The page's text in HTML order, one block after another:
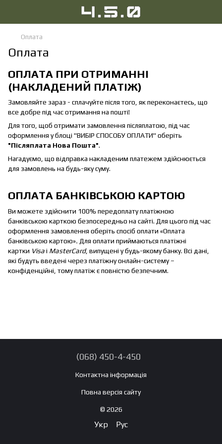
Оплата
Оплата
ОПЛАТА ПРИ ОТРИМАННІ
(НАКЛАДЕНИЙ ПЛАТІЖ)
Замовляйте зараз - сплачуйте після того, як переконаєтесь, що
все добре під час отримання на пошті!
Для того, щоб отримати замовлення післяплатою, під час
оформлення у блоці "ВИБІР СПОСОБУ ОПЛАТИ" оберіть
"Післяплата Нова Пошта".
Нагадуємо, що відправка накладеним платежем здійснюється
для замовлень на будь-яку суму.
ОПЛАТА БАНКІВСЬКОЮ КАРТОЮ
Ви можете здійснити 100% передоплату платіжною
банківською карткою безпосередньо на сайті. Для цього під час
оформлення замовлення оберіть спосіб оплати «Оплата
банківською картою». Для оплати приймаються платіжні
картки Visaі MasterCard, випущені у будь-якому банку. Всі дані,
які будуть введені через платіжну онлайн-систему –
конфіденційні, тому платіж є повністю безпечним.
(068) 450-4-450
Контактна інформація
Повна версія сайту
© 2026
Укр Рус